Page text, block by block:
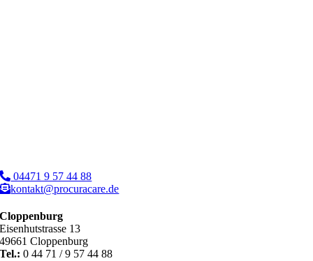
04471 9 57 44 88
kontakt@procuracare.de
Cloppenburg
Eisenhutstrasse 13
49661 Cloppenburg
Tel.: 0 44 71 / 9 57 44 88